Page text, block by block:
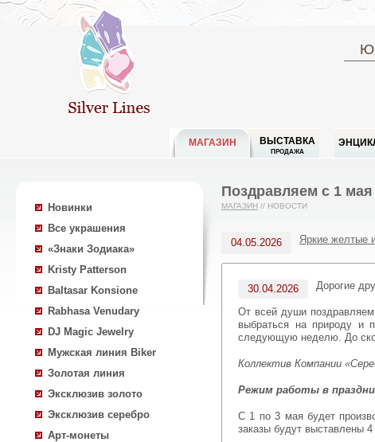
МАГАЗИН ВЫСТАВКА
ПРОДАЖА
Новинки
Все украшения
«Знаки Зодиака»
Kristy Patterson
Baltasar Konsione
Rabhasa Venudary
DJ Magic Jewelry
Мужская линия Biker
Золотая линия
Эксклюзив золото
Эксклюзив серебро
Арт-монеты
Поздравляем с 1
МАГАЗИН // НОВОСТИ
04.05.2026 Яркие желтые
30.04.2026 Дорогие
От всей души поздравляем Вас с наступающим днем весны и труда — Первомаем! Желаем всем отлично отдохнуть,
выбраться на природу и
следующую неделю. До
Коллектив Компании
Режим работы в
С 1 по 3 мая будет производиться только обработка поступающих заказов, счета на поступившие в праздничные дни
заказы будут выставлены